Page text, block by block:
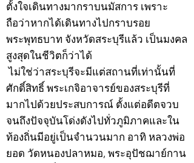
ตั้งใจเดินทางมากราบนมัสการ เพราะ
ถือว่าหากได้เดินทางไปกราบรอย
พระพุทธบาท จังหวัดสระบุรีแล้ว เป็นมงคล
สูงสุดในชีวิตก็ว่าได้
ไม่ใช่ว่าสระบุรีจะมีแต่สถานที่เท่านั้นที่
ศักดิ์สิทธิ์ พระเกจิอาจารย์ของสระบุรีที่
มากไปด้วยประสบการณ์ ตั้งแต่อดีตจวบ
จนถึงปัจจุบันโด่งดังไปทั่วภูมิภาคและใน
ท้องถิ่นมีอยู่เป็นจำนวนมาก อาทิ หลวงพ่อ
ยอด วัดหนองปลาหมอ, พระอุปัชฌาย์กาน